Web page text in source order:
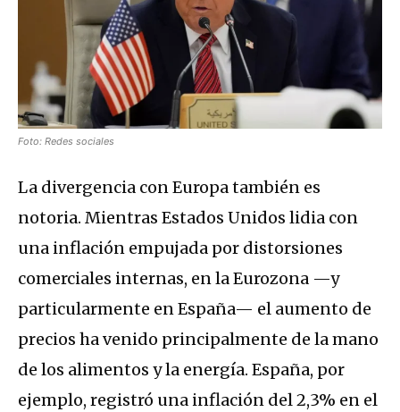
Foto: Redes sociales
La divergencia con Europa también es
notoria. Mientras Estados Unidos lidia con
una inflación empujada por distorsiones
comerciales internas, en la Eurozona —y
particularmente en España— el aumento de
precios ha venido principalmente de la mano
de los alimentos y la energía. España, por
ejemplo, registró una inflación del 2,3% en el